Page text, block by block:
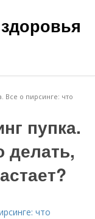
Все о пирсинге: что
пупка.
делать,
что